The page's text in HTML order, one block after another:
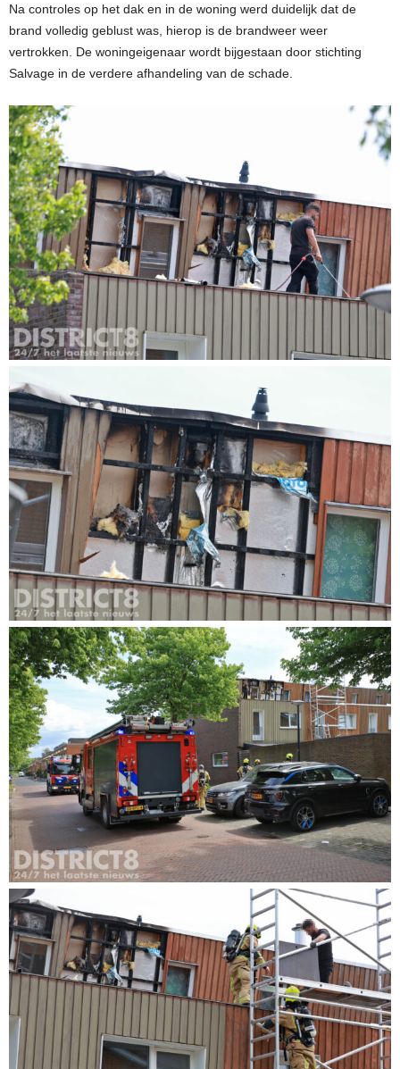
Na controles op het dak en in de woning werd duidelijk dat de
brand volledig geblust was, hierop is de brandweer weer
vertrokken. De woningeigenaar wordt bijgestaan door stichting
Salvage in de verdere afhandeling van de schade.